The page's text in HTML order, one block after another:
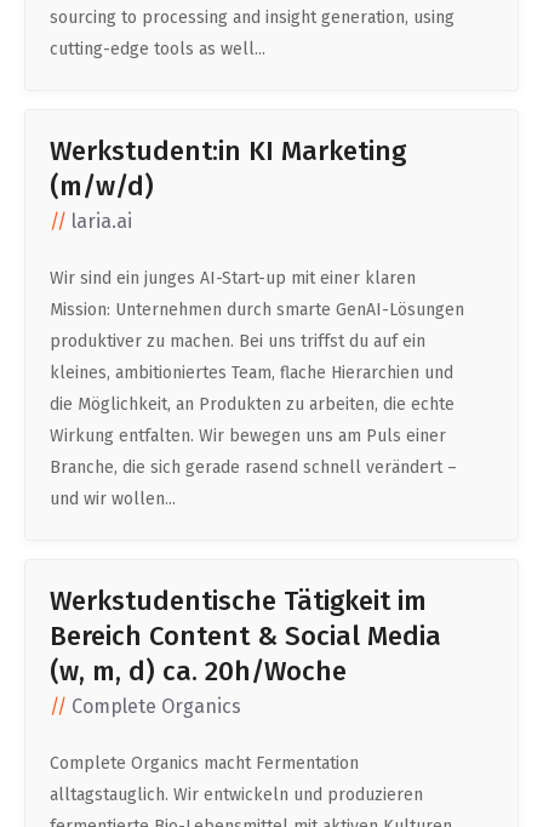
sourcing to processing and insight generation, using
cutting-edge tools as well...
Werkstudent:in KI Marketing
(m/w/d)
laria.ai
Wir sind ein junges AI-Start-up mit einer klaren
Mission: Unternehmen durch smarte GenAI-Lösungen
produktiver zu machen. Bei uns triffst du auf ein
kleines, ambitioniertes Team, flache Hierarchien und
die Möglichkeit, an Produkten zu arbeiten, die echte
Wirkung entfalten. Wir bewegen uns am Puls einer
Branche, die sich gerade rasend schnell verändert –
und wir wollen...
Werkstudentische Tätigkeit im
Bereich Content & Social Media
(w, m, d) ca. 20h/Woche
Complete Organics
Complete Organics macht Fermentation
alltagstauglich. Wir entwickeln und produzieren